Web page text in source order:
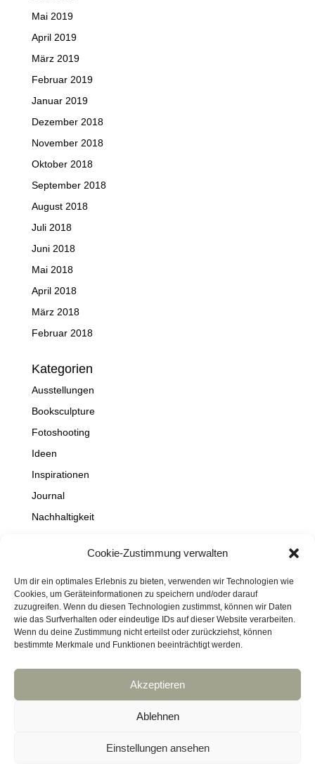
Cookie-Zustimmung verwalten
Um dir ein optimales Erlebnis zu bieten, verwenden wir Technologien wie
Cookies, um Geräteinformationen zu speichern und/oder darauf
zuzugreifen. Wenn du diesen Technologien zustimmst, können wir Daten
wie das Surfverhalten oder eindeutige IDs auf dieser Website verarbeiten.
Wenn du deine Zustimmung nicht erteilst oder zurückziehst, können
bestimmte Merkmale und Funktionen beeinträchtigt werden.
Akzeptieren
Ablehnen
Einstellungen ansehen
Mai 2019
April 2019
März 2019
Februar 2019
Januar 2019
Dezember 2018
November 2018
Oktober 2018
September 2018
August 2018
Juli 2018
Juni 2018
Mai 2018
April 2018
März 2018
Februar 2018
Kategorien
Ausstellungen
Booksculpture
Fotoshooting
Ideen
Inspirationen
Journal
Nachhaltigkeit
Projekte
Schaufenster
Travel
Datenschutz
Haftungsausschluss